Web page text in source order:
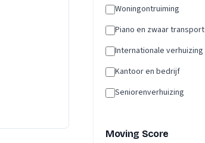
Woningontruiming
Piano en zwaar transport
Internationale verhuizing
Kantoor en bedrijf
Seniorenverhuizing
Moving Score